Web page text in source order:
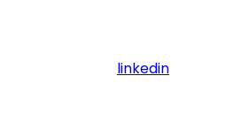
linkedin